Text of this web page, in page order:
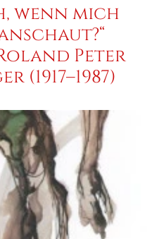
wenn mich
Peter
(1917–1987)